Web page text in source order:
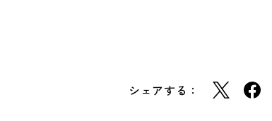
シェアする：